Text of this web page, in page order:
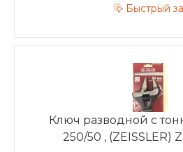
Быстрый
Ключ разводной с
250/50 , (ZEISSLER)